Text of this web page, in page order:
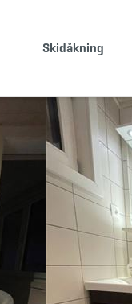
Skidåkning